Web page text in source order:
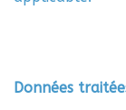
Données